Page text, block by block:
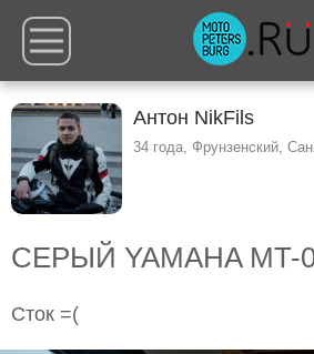
Антон NikFils
34 года, Фрунзенский,
СЕРЫЙ YAMAHA MT-
Сток =(